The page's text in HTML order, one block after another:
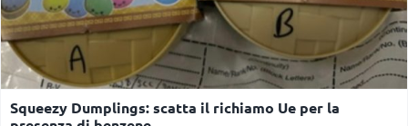
Squeezy Dumplings: scatta il richiamo Ue per la